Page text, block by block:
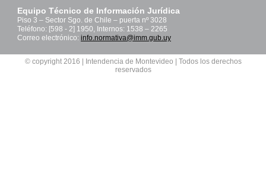
Equipo Técnico de Información Jurídica
Piso 3 – Sector Sgo. de Chile – puerta nº 3028
Teléfono: [598 - 2] 1950, Internos: 1538 – 2265
Correo electrónico: info.normativa@imm.gub.uy
© copyright 2016 | Intendencia de Montevideo | Todos los derechos
reservados